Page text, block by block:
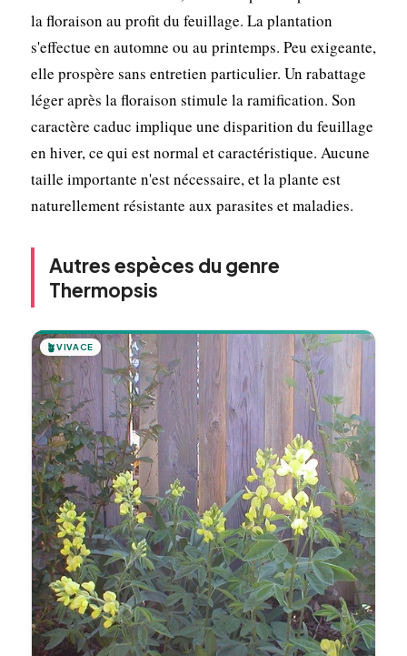
la floraison au profit du feuillage. La plantation
s'effectue en automne ou au printemps. Peu exigeante,
elle prospère sans entretien particulier. Un rabattage
léger après la floraison stimule la ramification. Son
caractère caduc implique une disparition du feuillage
en hiver, ce qui est normal et caractéristique. Aucune
taille importante n'est nécessaire, et la plante est
naturellement résistante aux parasites et maladies.
Autres espèces du genre
Thermopsis
🪴VIVACE